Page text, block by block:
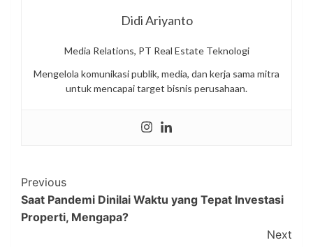
Didi Ariyanto
Media Relations, PT Real Estate Teknologi
Mengelola komunikasi publik, media, dan kerja sama mitra
untuk mencapai target bisnis perusahaan.
Post
Navigation
Previous
Saat Pandemi Dinilai Waktu yang Tepat Investasi
Properti, Mengapa?
Next